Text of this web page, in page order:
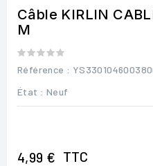
Câble KIRLIN
M
Référence :
État : Neuf
4,99 € TTC